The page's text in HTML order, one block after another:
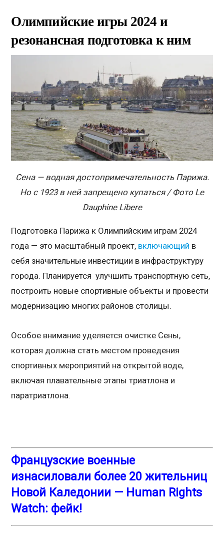
Олимпийские игры 2024 и
резонансная подготовка к ним
Сена — водная достопримечательность Парижа.
Но с 1923 в ней запрещено купаться / Фото Le
Dauphine Libere
Подготовка Парижа к Олимпийским играм 2024
года — это масштабный проект, включающий в
себя значительные инвестиции в инфраструктуру
города. Планируется улучшить транспортную сеть,
построить новые спортивные объекты и провести
модернизацию многих районов столицы.
Особое внимание уделяется очистке Сены,
которая должна стать местом проведения
спортивных мероприятий на открытой воде,
включая плавательные этапы триатлона и
паратриатлона.
Французские военные
изнасиловали более 20 жительниц
Новой Каледонии — Human Rights
Watch: фейк!